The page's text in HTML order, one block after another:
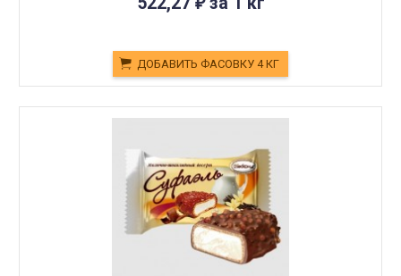
₽
ДОБАВИТЬ ФАСОВКУ 4 КГ